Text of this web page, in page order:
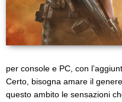
per console e PC, con
Certo, bisogna amare il
questo ambito le sensazioni